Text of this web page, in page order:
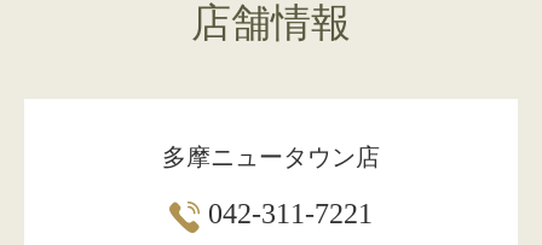
店舗情報
多摩ニュータウン店
042-311-7221